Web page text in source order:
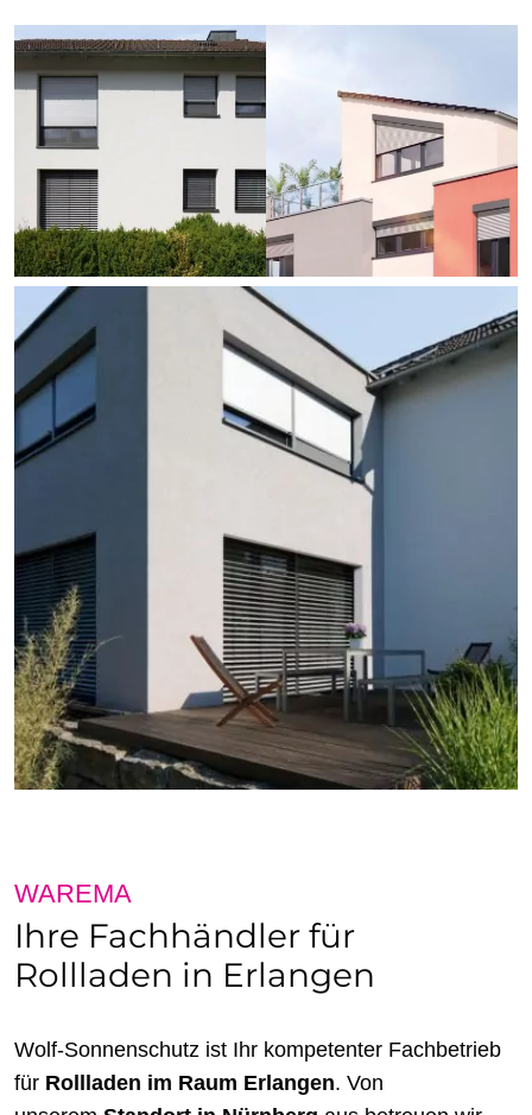
WAREMA
Ihre Fachhändler für
Rollladen in Erlangen
Wolf-Sonnenschutz ist Ihr kompetenter Fachbetrieb
für Rollladen im Raum Erlangen. Von